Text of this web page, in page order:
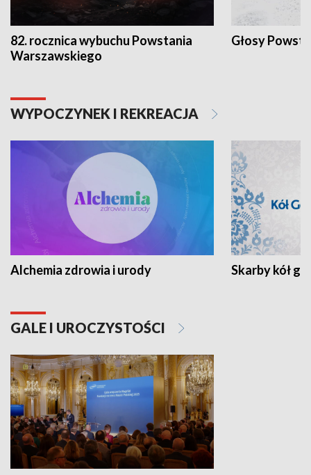
82. rocznica wybuchu Powstania
Warszawskiego
Głosy
WYPOCZYNEK I REKREACJA
Alchemia zdrowia i urody Skarby kół
GALE I UROCZYSTOŚCI